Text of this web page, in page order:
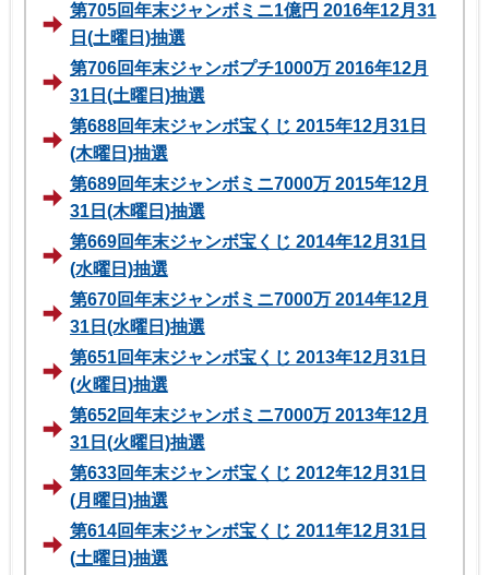
第705回年末ジャンボミニ1億円 2016年12月31
日(土曜日)抽選
第706回年末ジャンボプチ1000万 2016年12月
31日(土曜日)抽選
第688回年末ジャンボ宝くじ 2015年12月31日
(木曜日)抽選
第689回年末ジャンボミニ7000万 2015年12月
31日(木曜日)抽選
第669回年末ジャンボ宝くじ 2014年12月31日
(水曜日)抽選
第670回年末ジャンボミニ7000万 2014年12月
31日(水曜日)抽選
第651回年末ジャンボ宝くじ 2013年12月31日
(火曜日)抽選
第652回年末ジャンボミニ7000万 2013年12月
31日(火曜日)抽選
第633回年末ジャンボ宝くじ 2012年12月31日
(月曜日)抽選
第614回年末ジャンボ宝くじ 2011年12月31日
(土曜日)抽選